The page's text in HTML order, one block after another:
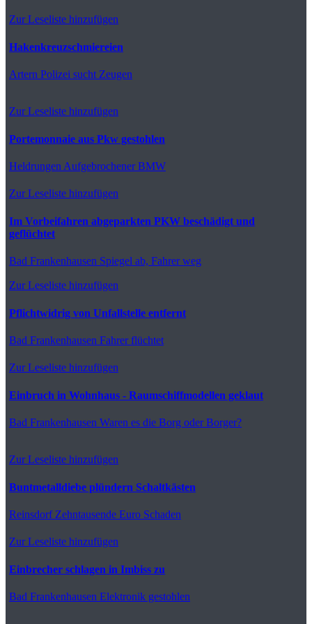
Zur Leseliste hinzufügen
Hakenkreuzschmiereien
Artern Polizei sucht Zeugen
Zur Leseliste hinzufügen
Portemonnaie aus Pkw gestohlen
Heldrungen Aufgebrochener BMW
Zur Leseliste hinzufügen
Im Vorbeifahren abgeparkten PKW beschädigt und
geflüchtet
Bad Frankenhausen Spiegel ab, Fahrer weg
Zur Leseliste hinzufügen
Pflichtwidrig von Unfallstelle entfernt
Bad Frankenhausen Fahrer flüchtet
Zur Leseliste hinzufügen
Einbruch in Wohnhaus - Raumschiffmodellen geklaut
Bad Frankenhausen Waren es die Borg oder Borger?
Zur Leseliste hinzufügen
Buntmetalldiebe plündern Schaltkästen
ReinsdorfZehntausende Euro Schaden
Zur Leseliste hinzufügen
Einbrecher schlagen in Imbiss zu
Bad Frankenhausen Elektronik gestohlen